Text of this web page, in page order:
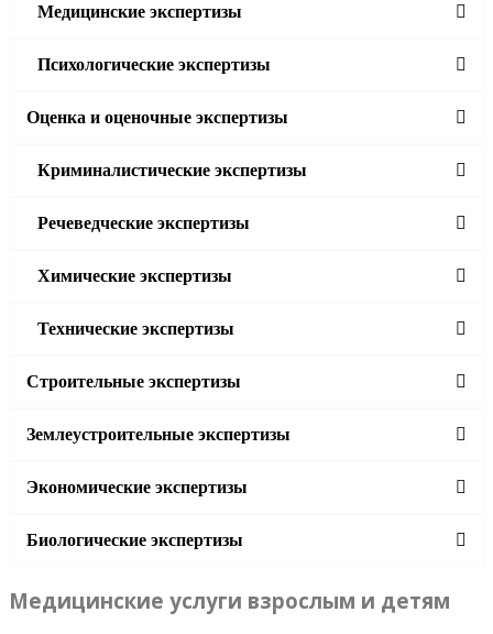
Медицинские экспертизы
Психологические экспертизы
Оценка и оценочные экспертизы
Криминалистические экспертизы
Речеведческие экспертизы
Химические экспертизы
Технические экспертизы
Строительные экспертизы
Землеустроительные экспертизы
Экономические экспертизы
Биологические экспертизы
Медицинские услуги взрослым и детям